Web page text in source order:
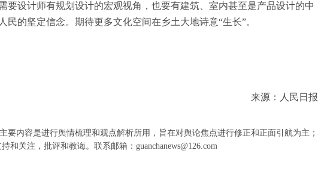
要设计师有规划设计的宏观视角，也要有建筑、室内甚至是产品设计的中
的坚定信念。期待更多文化空间在乡土大地诗意“生长”。
来源：人民日报
要内容是进行舆情梳理和观点解析所用，旨在对舆论焦点进行修正和正面引航为主；
关注，批评和教诲。联系邮箱：guanchanews@126.com